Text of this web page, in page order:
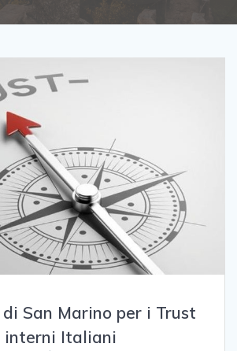
San Marino per i Trust
interni Italiani